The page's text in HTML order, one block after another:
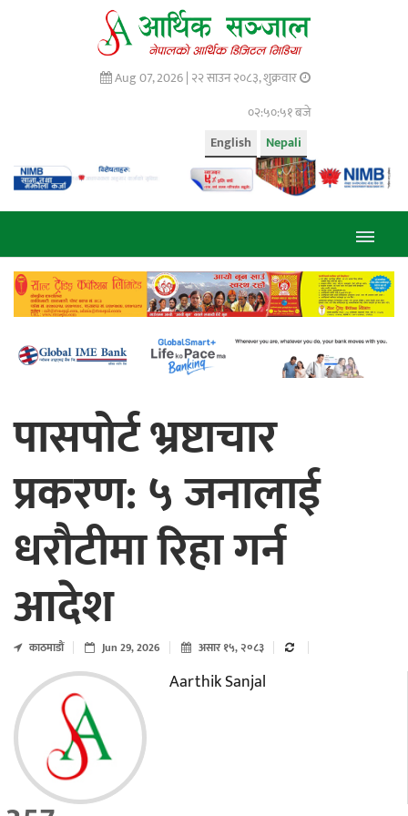
Aug 07, 2026 | २२ साउन २०८३, शुक्रवार
०२:५०:५२ बजे
Nepali
English
पासपोर्ट भ्रष्टाचार
प्रकरण: ५ जनालाई
धरौटीमा रिहा गर्न
आदेश
काठमाडाैं Jun 29, 2026 असार १५, २०८३
Aarthik Sanjal